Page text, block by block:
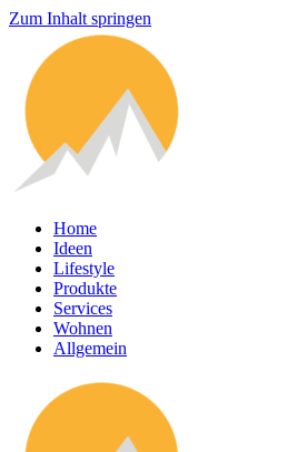
Zum Inhalt springen
Home
Ideen
Lifestyle
Produkte
Services
Wohnen
Allgemein